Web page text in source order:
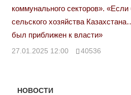
коммунального секторов».
сельского хозяйства
был приближен к власти»
27.01.2025 12:00 40536
НОВОСТИ